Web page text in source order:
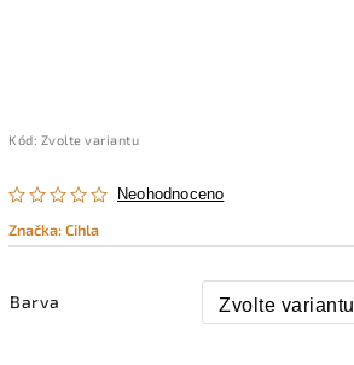
Kód: Zvolte variantu
Neohodnoceno
Značka:Cihla
Barva